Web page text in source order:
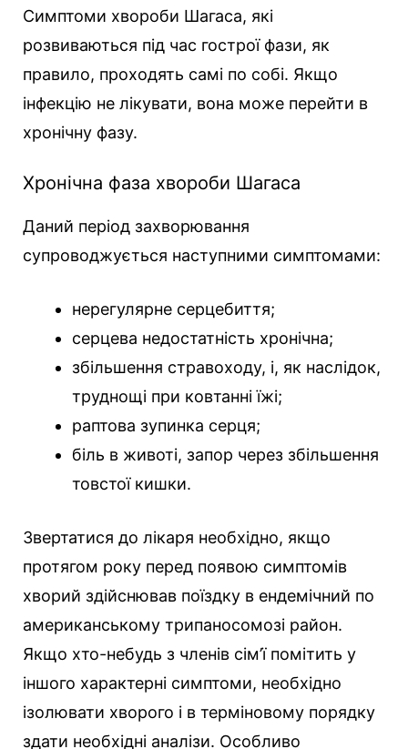
Симптоми хвороби Шагаса, які
розвиваються під час гострої фази, як
правило, проходять самі по собі. Якщо
інфекцію не лікувати, вона може перейти в
хронічну фазу.
Хронічна фаза хвороби Шагаса
Даний період захворювання
супроводжується наступними симптомами:
нерегулярне серцебиття;
серцева недостатність хронічна;
збільшення стравоходу, і, як наслідок,
труднощі при ковтанні їжі;
раптова зупинка серця;
біль в животі, запор через збільшення
товстої кишки.
Звертатися до лікаря необхідно, якщо
протягом року перед появою симптомів
хворий здійснював поїздку в ендемічний по
американському трипаносомозі район.
Якщо хто-небудь з членів сім’ї помітить у
іншого характерні симптоми, необхідно
ізолювати хворого і в терміновому порядку
здати необхідні аналізи. Особливо